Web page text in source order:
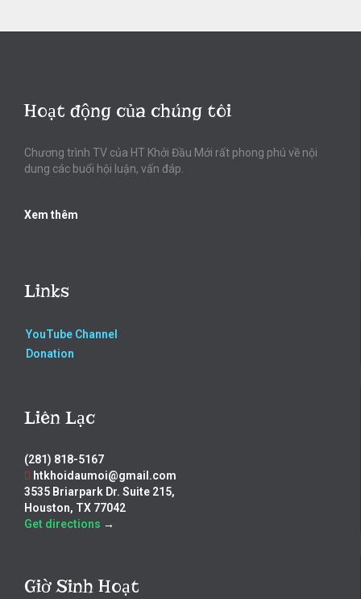
Hoạt động của chúng tôi
Chương trình TV của HT Khởi Đầu Mới rất phong phú về nội
dung các buổi hội luận, vấn đáp.
Xem thêm
Links
YouTube Channel
Donation
Liên Lạc
(281) 818-5167
htkhoidaumoi@gmail.com
3535 Briarpark Dr. Suite 215,
Houston, TX 77042
Get directions →
Giờ Sinh Hoạt